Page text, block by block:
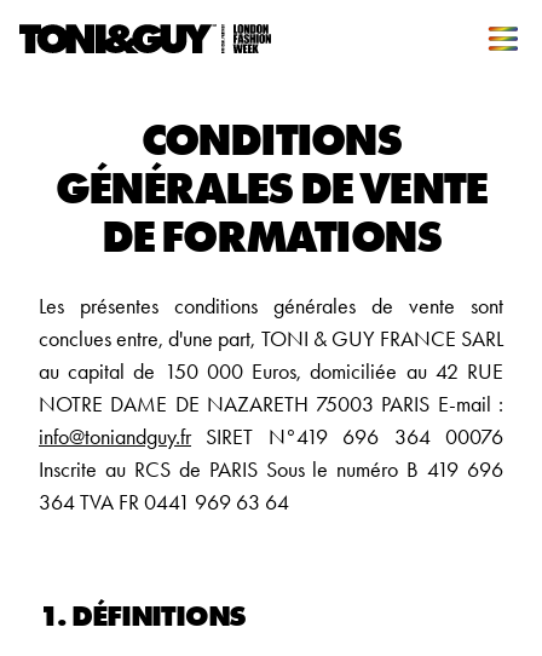
CONDITIONS
GÉNÉRALES DE VENTE
DE FORMATIONS
Les présentes conditions générales de vente sont
conclues entre, d'une part, TONI & GUY FRANCE SARL
au capital de 150 000 Euros, domiciliée au 42 RUE
NOTRE DAME DE NAZARETH 75003 PARIS E-mail :
info@toniandguy.frSIRET N°419 696 364 00076
Inscrite au RCS de PARIS Sous le numéro B 419 696
364 TVA FR 0441 969 63 64
1. DÉFINITIONS